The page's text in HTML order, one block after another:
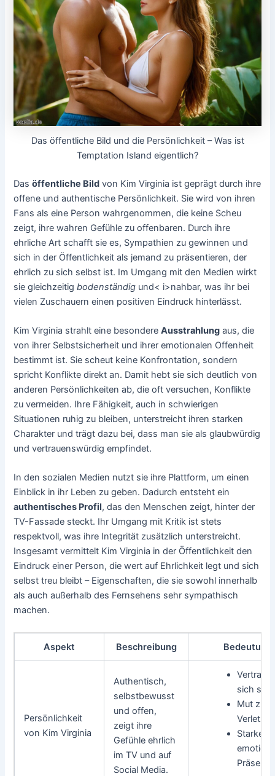
Das öffentliche Bild und die Persönlichkeit – Was ist
Temptation Island eigentlich?
Dasöffentliche Bild von Kim Virginia ist geprägt durch ihre
offene und authentische Persönlichkeit. Sie wird von ihren
Fans als eine Person wahrgenommen, die keine Scheu
zeigt, ihre wahren Gefühle zu offenbaren. Durch ihre
ehrliche Art schafft sie es, Sympathien zu gewinnen und
sich in der Öffentlichkeit als jemand zu präsentieren, der
ehrlich zu sich selbst ist. Im Umgang mit den Medien wirkt
sie gleichzeitigbodenständig und< i>nahbar, was ihr bei
vielen Zuschauern einen positiven Eindruck hinterlässt.
Kim Virginia strahlt eine besondereAusstrahlung aus, die
von ihrer Selbstsicherheit und ihrer emotionalen Offenheit
bestimmt ist. Sie scheut keine Konfrontation, sondern
spricht Konflikte direkt an. Damit hebt sie sich deutlich von
anderen Persönlichkeiten ab, die oft versuchen, Konflikte
zu vermeiden. Ihre Fähigkeit, auch in schwierigen
Situationen ruhig zu bleiben, unterstreicht ihren starken
Charakter und trägt dazu bei, dass man sie als glaubwürdig
und vertrauenswürdig empfindet.
In den sozialen Medien nutzt sie ihre Plattform, um einen
Einblick in ihr Leben zu geben. Dadurch entsteht ein
authentisches Profil, das den Menschen zeigt, hinter der
TV-Fassade steckt. Ihr Umgang mit Kritik ist stets
respektvoll, was ihre Integrität zusätzlich unterstreicht.
Insgesamt vermittelt Kim Virginia in der Öffentlichkeit den
Eindruck einer Person, die wert auf Ehrlichkeit legt und sich
selbst treu bleibt – Eigenschaften, die sie sowohl innerhalb
als auch außerhalb des Fernsehens sehr sympathisch
machen.
Aspekt Beschreibung Bedeutung
Persönlichkeit
von Kim Virginia
Authentisch,
selbstbewusst
und offen,
zeigt ihre
Gefühle ehrlich
im TV und auf
Social Media.
sich
Mut zur
Starke
Präsenz